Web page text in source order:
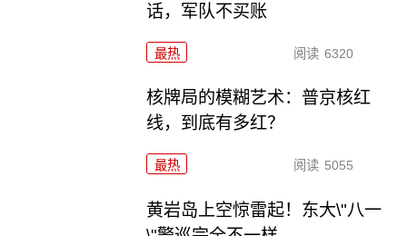
话，军队不买账
最热 阅读 6320
核牌局的模糊艺术：普京核红
线，到底有多红？
最热 阅读 5055
黄岩岛上空惊雷起！东大\"八一